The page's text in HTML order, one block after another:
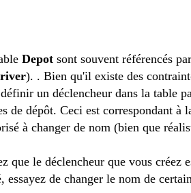
Depot sont souvent référencés par
). . Bien qu'il existe des
définir un déclencheur dans la table
de dépôt. Ceci est correspondant à
à changer de nom (bien que
que le déclencheur que vous créez
, essayez de changer le nom de